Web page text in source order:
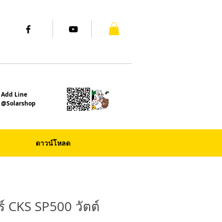
Add Line
@Solarshop
CKS SP500 วัตต์
ดาวน์โหลด